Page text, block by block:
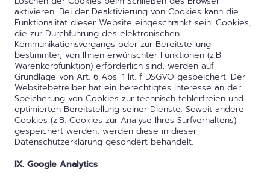
aktivieren. Bei der Deaktivierung von Cookies kann die
Funktionalität dieser Website eingeschränkt sein. Cookies,
die zur Durchführung des elektronischen
Kommunikationsvorgangs oder zur Bereitstellung
bestimmter, von Ihnen erwünschter Funktionen (z.B.
Warenkorbfunktion) erforderlich sind, werden auf
Grundlage von Art. 6 Abs. 1 lit. f DSGVO gespeichert. Der
Websitebetreiber hat ein berechtigtes Interesse an der
Speicherung von Cookies zur technisch fehlerfreien und
optimierten Bereitstellung seiner Dienste. Soweit andere
Cookies (z.B. Cookies zur Analyse Ihres Surfverhaltens)
gespeichert werden, werden diese in dieser
Datenschutzerklärung gesondert behandelt.
IX. Google Analytics